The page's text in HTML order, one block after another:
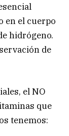
en el cuerpo
hidrógeno.
de
el NO
que
tenemos: